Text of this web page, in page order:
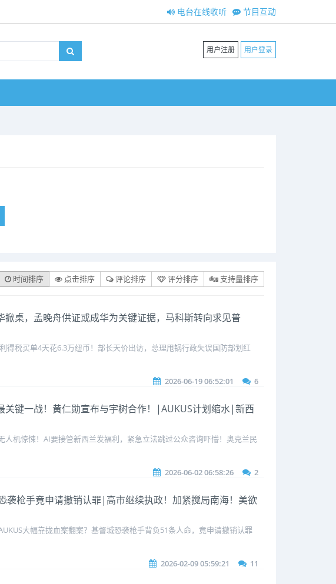
节目互动
电台在线收听
用户注册 用户登录
时间排序 点击排序 评论排序 评分排序 支持量排序
桌，孟晚舟供证或成华为关键证据，马科斯转向求见普
税买单4天花6.3万纽币！部长天价出访，总理甩锅行政失误国防部划红
2026-06-19 06:52:01 6
键一战！黄仁勋宣布与宇树合作！|AUKUS计划缩水|新西
机惊悚！AI要接管新西兰发福利，紧急立法跳过公众咨询吓懵！奥克兰民
2026-06-02 06:58:26 2
枪手竟申请撤销认罪|高市继续执政！加紧搅局南海！美欲
大幅靠拢血案翻案？基督城恐袭枪手背负51条人命，竟申请撤销认罪
2026-02-09 05:59:21 11